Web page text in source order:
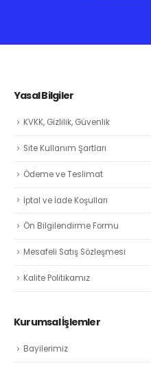
Yasal Bilgiler
KVKK, Gizlilik, Güvenlik
Site Kullanım Şartları
Ödeme ve Teslimat
İptal ve İade Koşulları
Ön Bilgilendirme Formu
Mesafeli Satış Sözleşmesi
Kalite Politikamız
Kurumsal İşlemler
Bayilerimiz